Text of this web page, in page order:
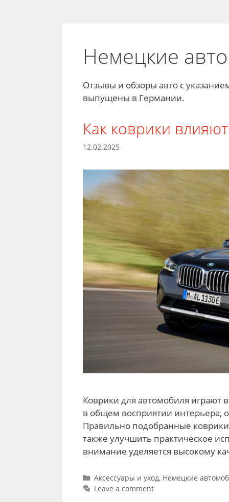
Немецкие
Отзывы и обзоры авто с
выпущены в Германии.
Как коврики
12.02.2025
Коврики для автомобиля играют
в общем восприятии интерьера,
Правильно подобранные коврики
также улучшить практическое
внимание уделяется высокому
Categories
Аксессуары и уход, Немецкие
Leave a comment